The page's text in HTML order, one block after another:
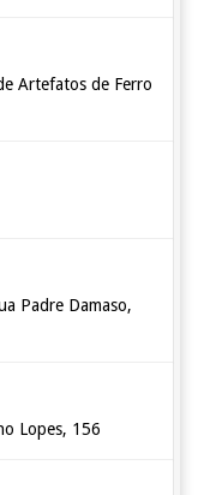
Artefatos de Ferro
Padre Damaso,
Lopes, 156